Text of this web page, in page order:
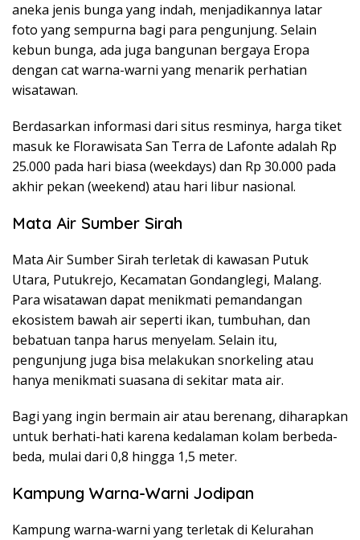
aneka jenis bunga yang indah, menjadikannya latar
foto yang sempurna bagi para pengunjung. Selain
kebun bunga, ada juga bangunan bergaya Eropa
dengan cat warna-warni yang menarik perhatian
wisatawan.
Berdasarkan informasi dari situs resminya, harga tiket
masuk ke Florawisata San Terra de Lafonte adalah Rp
25.000 pada hari biasa (weekdays) dan Rp 30.000 pada
akhir pekan (weekend) atau hari libur nasional.
Mata Air Sumber Sirah
Mata Air Sumber Sirah terletak di kawasan Putuk
Utara, Putukrejo, Kecamatan Gondanglegi, Malang.
Para wisatawan dapat menikmati pemandangan
ekosistem bawah air seperti ikan, tumbuhan, dan
bebatuan tanpa harus menyelam. Selain itu,
pengunjung juga bisa melakukan snorkeling atau
hanya menikmati suasana di sekitar mata air.
Bagi yang ingin bermain air atau berenang, diharapkan
untuk berhati-hati karena kedalaman kolam berbeda-
beda, mulai dari 0,8 hingga 1,5 meter.
Kampung Warna-Warni Jodipan
Kampung warna-warni yang terletak di Kelurahan